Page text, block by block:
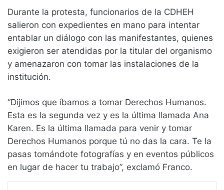
Durante la protesta, funcionarios de la CDHEH
salieron con expedientes en mano para intentar
entablar un diálogo con las manifestantes, quienes
exigieron ser atendidas por la titular del organismo
y amenazaron con tomar las instalaciones de la
institución.
“Dijimos que íbamos a tomar Derechos Humanos.
Esta es la segunda vez y es la última llamada Ana
Karen. Es la última llamada para venir y tomar
Derechos Humanos porque tú no das la cara. Te la
pasas tomándote fotografías y en eventos públicos
en lugar de hacer tu trabajo”, exclamó Franco.